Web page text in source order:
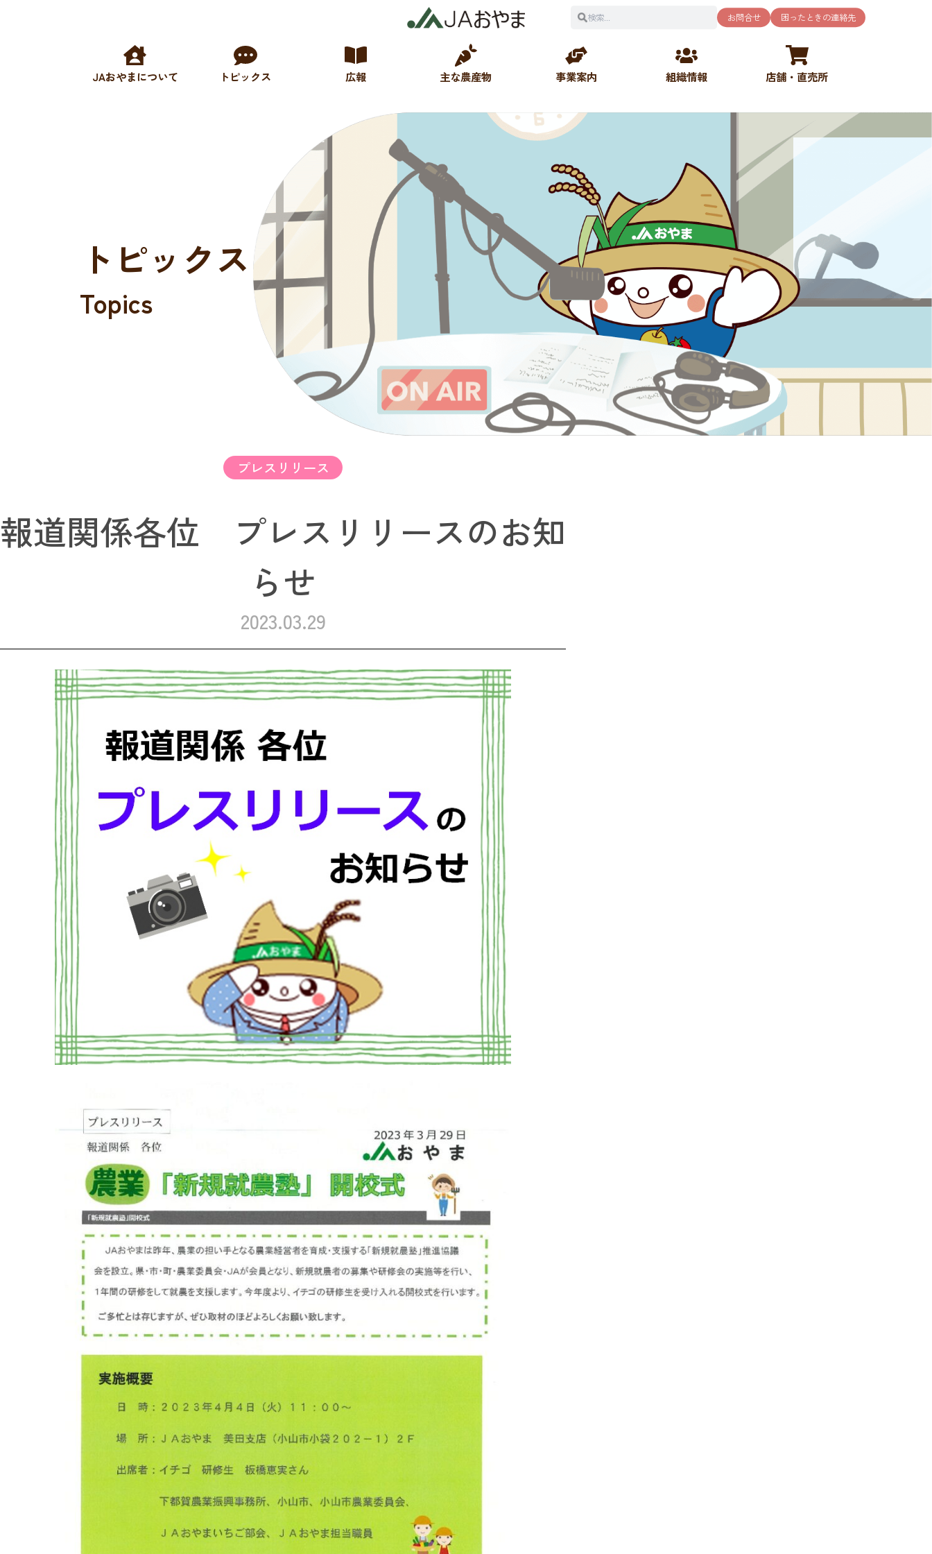
お問合せ 困ったときの連絡先
JAおやまについて トピックス 広報 主な農産物 事業案内 組織情報 店舗・直売所
トピックス
Topics
プレスリリース
報道関係各位 プレスリリースのお知
らせ
2023.03.29